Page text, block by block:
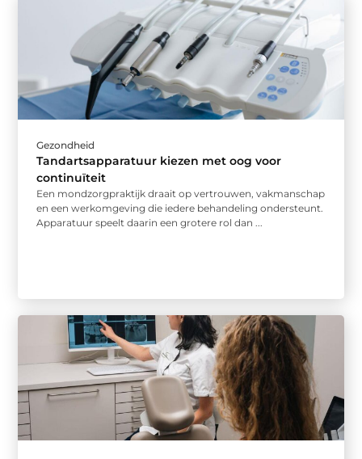
Gezondheid
Tandartsapparatuur kiezen met oog voor
continuïteit
Een mondzorgpraktijk draait op vertrouwen, vakmanschap
en een werkomgeving die iedere behandeling ondersteunt.
Apparatuur speelt daarin een grotere rol dan ...